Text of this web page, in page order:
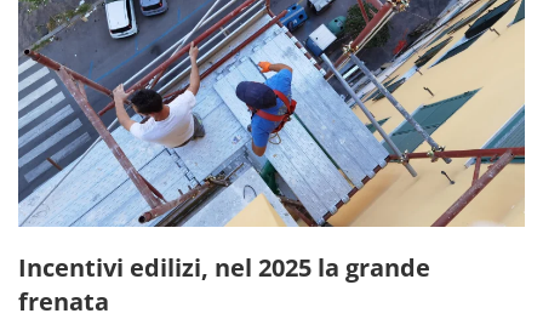
Incentivi edilizi, nel 2025 la grande
frenata